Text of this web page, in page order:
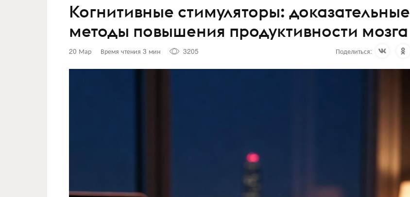
Когнитивные стимуляторы: доказательные
методы повышения продуктивности мозга
20 Мар Время чтения 3 мин 3205 Поделиться: